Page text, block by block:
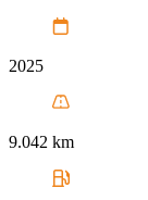
2025
9.042 km